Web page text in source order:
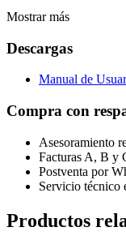
Mostrar más
Descargas
Manual de
Compra con
Asesoramiento
Facturas A, B y
Postventa por
Servicio técnico
Productos